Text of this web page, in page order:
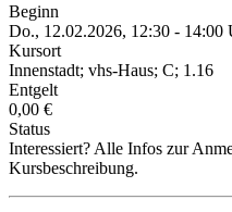
Beginn
Do., 12.02.2026, 12:30 - 14:00
Kursort
Innenstadt; vhs-Haus; C; 1.16
Entgelt
0,00 €
Status
Interessiert? Alle Infos zur
Kursbeschreibung.